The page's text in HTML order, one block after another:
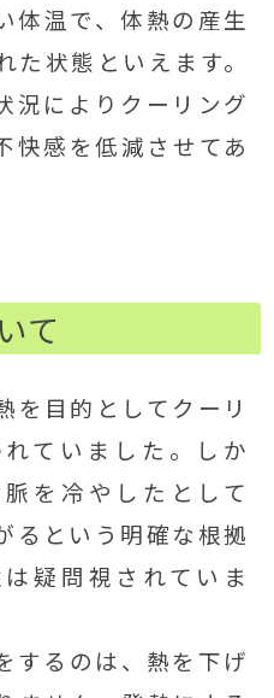
体温で、体熱の産生
た状態といえます。
況によりクーリング
快感を低減させてあ
て
を目的としてクーリ
ていました。しか
を冷やしたとして
るという明確な根拠
疑問視されていま
するのは、熱を下げ